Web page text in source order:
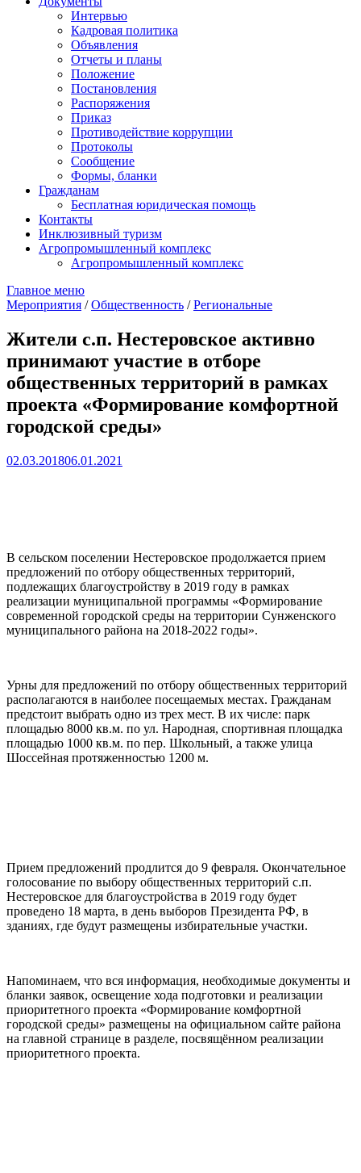
Интервью
Кадровая политика
Объявления
Отчеты и планы
Положение
Постановления
Распоряжения
Приказ
Противодействие коррупции
Протоколы
Сообщение
Формы, бланки
Гражданам
Бесплатная юридическая помощь
Контакты
Инклюзивный туризм
Агропромышленный комплекс
Агропромышленный комплекс
Главное меню
Мероприятия /Общественность /Региональные
Жители с.п. Нестеровское активно
принимают участие в отборе
общественных территорий в рамках
проекта «Формирование комфортной
городской среды»
02.03.201806.01.2021
В сельском поселении Нестеровское продолжается прием
предложений по отбору общественных территорий,
подлежащих благоустройству в 2019 году в рамках
реализации муниципальной программы «Формирование
современной городской среды на территории Сунженского
муниципального района на 2018-2022 годы».
Урны для предложений по отбору общественных территорий
располагаются в наиболее посещаемых местах. Гражданам
предстоит выбрать одно из трех мест. В их числе: парк
площадью 8000 кв.м. по ул. Народная, спортивная площадка
площадью 1000 кв.м. по пер. Школьный, а также улица
Шоссейная протяженностью 1200 м.
Прием предложений продлится до 9 февраля. Окончательное
голосование по выбору общественных территорий с.п.
Нестеровское для благоустройства в 2019 году будет
проведено 18 марта, в день выборов Президента РФ, в
зданиях, где будут размещены избирательные участки.
Напоминаем, что вся информация, необходимые документы и
бланки заявок, освещение хода подготовки и реализации
приоритетного проекта «Формирование комфортной
городской среды» размещены на официальном сайте района
на главной странице в разделе, посвящённом реализации
приоритетного проекта.